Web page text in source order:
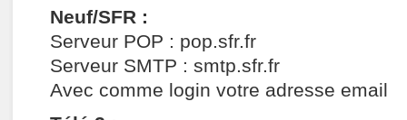
Neuf/SFR :
Serveur POP : pop.sfr.fr
Serveur SMTP : smtp.sfr.fr
Avec comme login votre adresse email